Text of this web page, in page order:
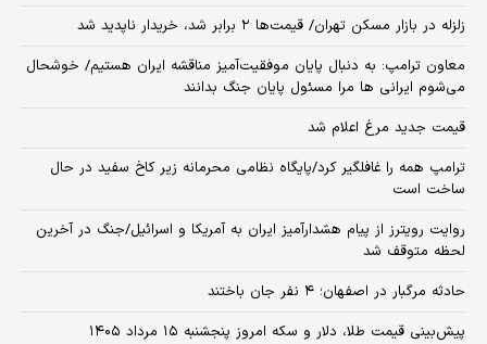
زلزله در بازار مسکن تهران/ قیمت‌ها ۲ برابر شد، خریدار ناپدید شد
معاون ترامپ: به دنبال پایان موفقیت‌آمیز مناقشه ایران هستیم/ خوشحال
می‌شوم ایرانی ها مرا مسئول پایان جنگ بدانند
قیمت جدید مرغ اعلام شد
ترامپ همه را غافلگیر کرد/پایگاه نظامی محرمانه زیر کاخ سفید در حال
ساخت است
روایت رویترز از پیام هشدارآمیز ایران به آمریکا و اسرائیل/جنگ در آخرین
لحظه متوقف شد
حادثه مرگبار در اصفهان؛ ۴ نفر جان باختند
پیش‌بینی قیمت طلا، دلار و سکه امروز پنجشنبه ۱۵ مرداد ۱۴۰۵